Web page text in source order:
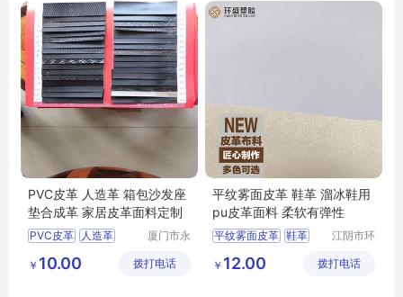
环保背胶皮革
PⅤC皮革 人造革 箱包沙发座
垫合成革 家居皮革面料定制
PⅤC皮革
人造革
厦门市永
有限公司
￥ 10.00 拨打电话
平纹雾面皮革 鞋革 溜冰鞋用
pu皮革面料 柔软有弹性
平纹雾面皮革 鞋革
pu皮革面料
江阴市环
限公司
￥ 12.00 拨打电话